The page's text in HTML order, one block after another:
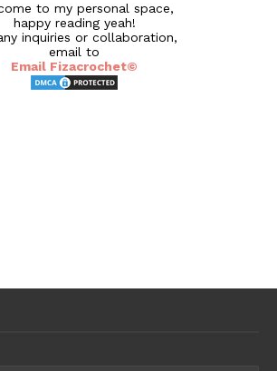
to my personal space,
happy reading yeah!
inquiries or collaboration,
email to
Email Fizacrochet©